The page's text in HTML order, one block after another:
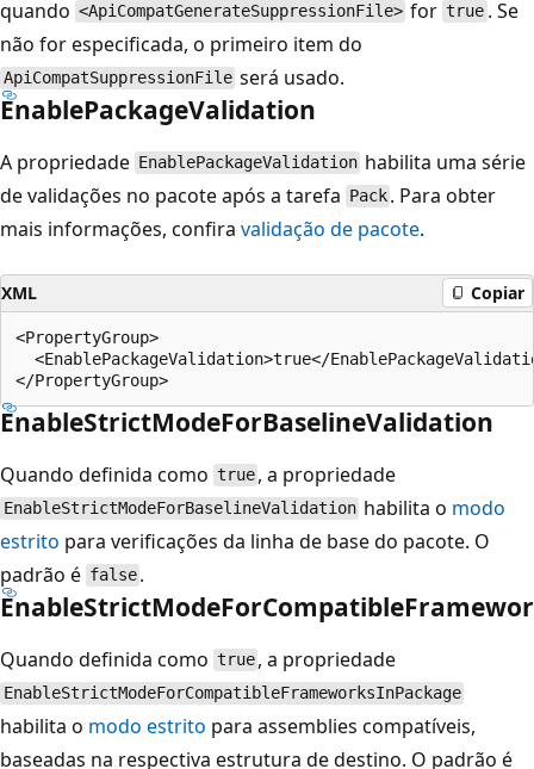
quando <ApiCompatGenerateSuppressionFile> fortrue. Se
não for especificada, o primeiro item do
ApiCompatSuppressionFile será usado.
EnablePackageValidation
A propriedade EnablePackageValidation habilita uma série
de validações no pacote após a tarefa Pack . Para obter
mais informações, confira validação de pacote.
XML Copiar
<PropertyGroup>
<EnablePackageValidation>true</
EnableStrictModeForBaselineValidation
Quando definida como true , a propriedade
EnableStrictModeForBaselineValidation habilita o modo
estrito para verificações da linha de base do pacote. O
padrão é false .
Quando definida como true , a propriedade
EnableStrictModeForCompatibleFrameworksInPackage
habilita o modo estrito para assemblies compatíveis,
baseadas na respectiva estrutura de destino. O padrão é